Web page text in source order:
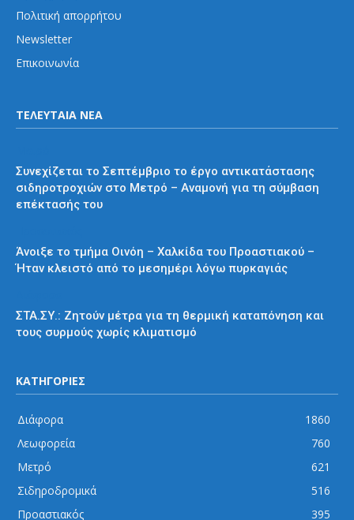
Πολιτική απορρήτου
Newsletter
Επικοινωνία
ΤΕΛΕΥΤΑΙΑ ΝΕΑ
Συνεχίζεται το Σεπτέμβριο το έργο αντικατάστασης
σιδηροτροχιών στο Μετρό – Αναμονή για τη σύμβαση
επέκτασής του
Άνοιξε το τμήμα Οινόη – Χαλκίδα του Προαστιακού –
Ήταν κλειστό από το μεσημέρι λόγω πυρκαγιάς
ΣΤΑ.ΣΥ.: Ζητούν μέτρα για τη θερμική καταπόνηση και
τους συρμούς χωρίς κλιματισμό
ΚΑΤΗΓΟΡΙΕΣ
Διάφορα
1860
Λεωφορεία
760
Μετρό
621
Σιδηροδρομικά
516
Προαστιακός
395